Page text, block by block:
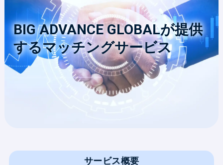
BIG ADVANCE GLOBALが提供
するマッチングサービス
サービス概要